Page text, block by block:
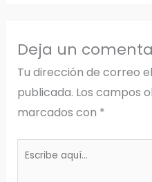
Deja un
Tu dirección de correo
publicada. Los campos
marcados con *
Escribe